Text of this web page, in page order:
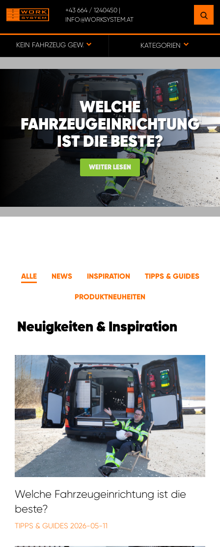
+43 664 / 1240450 |
INFO@WORKSYSTEM.AT
KEIN FAHRZEUG GEWÄHLT KATEGORIEN
WELCHE
FAHRZEUGEINRICHTUNG
IST DIE BESTE?
WEITER LESEN
Neuigkeiten & Inspiration
ALLE NEWS INSPIRATION TIPPS & GUIDES
PRODUKTNEUHEITEN
Welche Fahrzeugeinrichtung ist die
beste?
TIPPS & GUIDES 2026-05-11
FINDEN SIE EINEN STANDORT
IN IHRER NÄHE
ZUR KARTE
BÜRO WORK SYSTEM ÖSTERREICH
MONTAGEPARTNER OBERÖSTERREICH
MONTAGEPARTNER STEIERMARK